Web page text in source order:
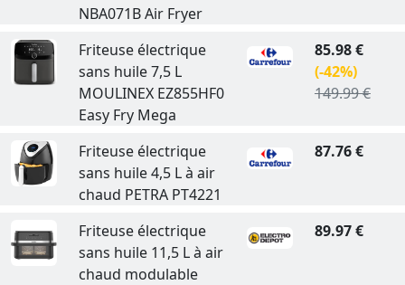
NBA071B Air Fryer
Friteuse électrique
sans huile 7,5 L
MOULINEX EZ855HF0
Easy Fry Mega
85.98 €
(-42%)
149.99 €
Friteuse électrique
sans huile 4,5 L à air
chaud PETRA PT4221
87.76 €
Friteuse électrique
sans huile 11,5 L à air
chaud modulable
89.97 €